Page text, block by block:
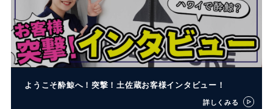
ようこそ酔鯨へ！突撃！土佐蔵お客様インタビュー！